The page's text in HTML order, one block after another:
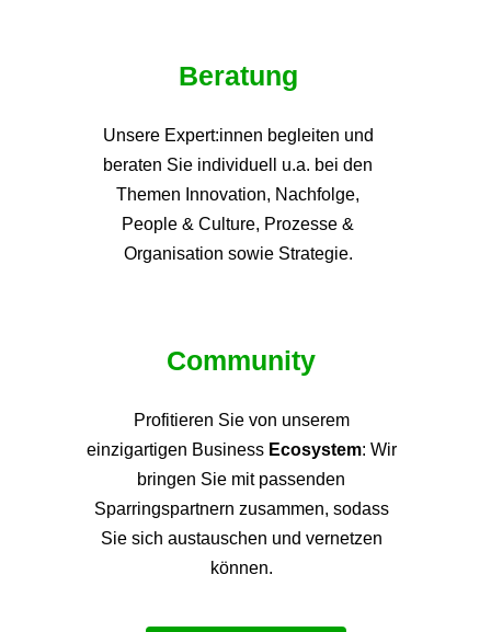
Beratung
Unsere Expert:innen begleiten und
beraten Sie individuell u.a. bei den
Themen Innovation, Nachfolge,
People & Culture, Prozesse &
Organisation sowie Strategie.
Community
Profitieren Sie von unserem
einzigartigen Business Ecosystem: Wir
bringen Sie mit passenden
Sparringspartnern zusammen, sodass
Sie sich austauschen und vernetzen
können.